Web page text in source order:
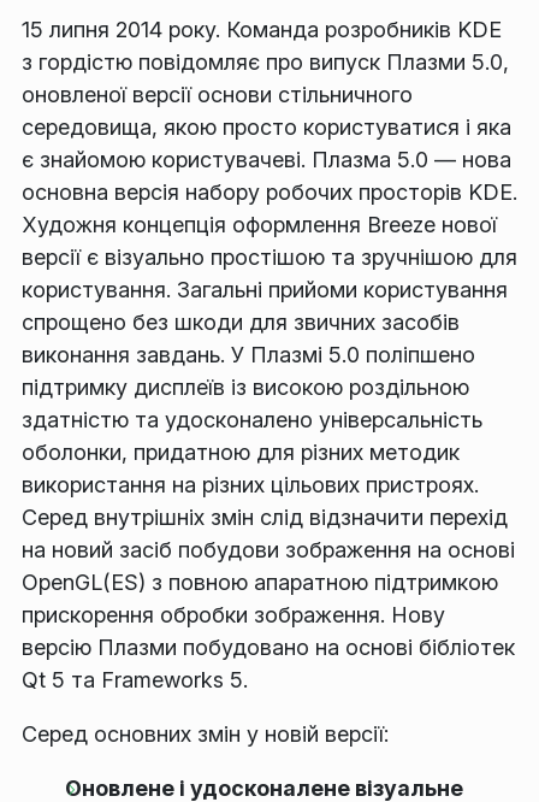
15 липня 2014 року. Команда розробників KDE
з гордістю повідомляє про випуск Плазми 5.0,
оновленої версії основи стільничного
середовища, якою просто користуватися і яка
є знайомою користувачеві. Плазма 5.0 — нова
основна версія набору робочих просторів KDE.
Художня концепція оформлення Breeze нової
версії є візуально простішою та зручнішою для
користування. Загальні прийоми користування
спрощено без шкоди для звичних засобів
виконання завдань. У Плазмі 5.0 поліпшено
підтримку дисплеїв із високою роздільною
здатністю та удосконалено універсальність
оболонки, придатною для різних методик
використання на різних цільових пристроях.
Серед внутрішніх змін слід відзначити перехід
на новий засіб побудови зображення на основі
OpenGL(ES) з повною апаратною підтримкою
прискорення обробки зображення. Нову
версію Плазми побудовано на основі бібліотек
Qt 5 та Frameworks 5.
Серед основних змін у новій версії:
Оновлене і удосконалене візуальне